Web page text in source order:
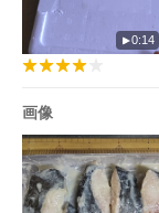
0:14
画像